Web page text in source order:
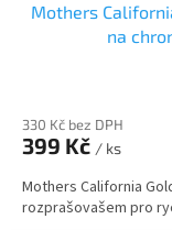
Mothers
na
330 Kč bez DPH
399 Kč / ks
Mothers California
rozprašovašem pro